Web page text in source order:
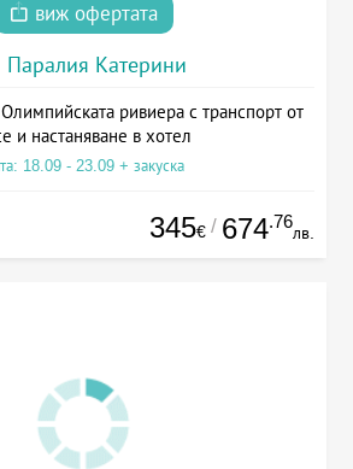
виж офертата
Паралия Катерини
ривиера с транспорт от
и настаняване в хотел
18.09 - 23.09 + закуска
345€ / 674.76
лв.